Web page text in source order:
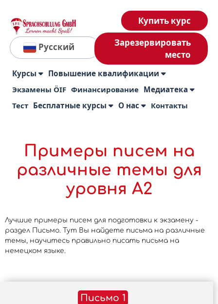
Русский
Купить курс
Зарезервировать
место
Курсы Повышение квалификации
Экзамены ÖIF Финансирование Медиатека
Тест Бесплатные курсы О нас Контакты
Примеры писем на
различные темы для
уровня А2
Лучшие примеры писем для подготовки к экзамену -
раздел Письмо. Тут Вы найдете письма на различные
темы, научитесь правильно писать письма на
немецком языке.
Письмо 1